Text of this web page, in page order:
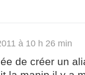
à 10 h 26 min
de créer un